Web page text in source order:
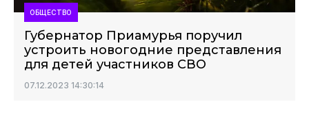
ОБЩЕСТВО
Губернатор Приамурья поручил
устроить новогодние представления
для детей участников СВО
07.12.2023 14:30:14